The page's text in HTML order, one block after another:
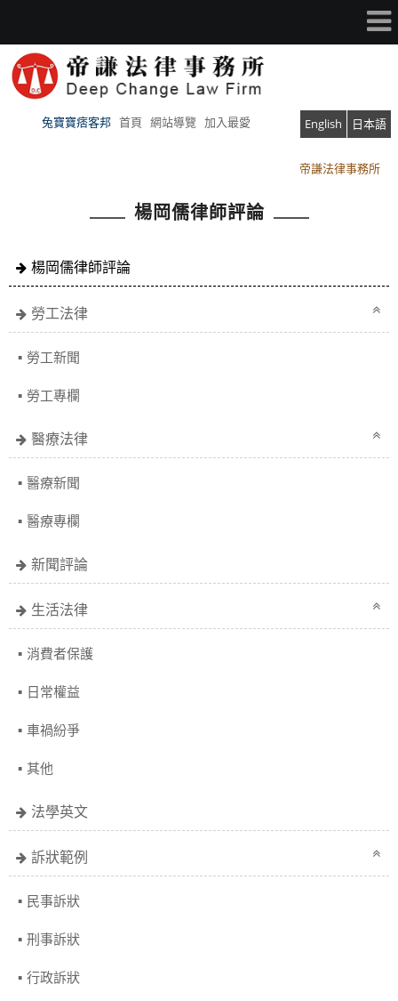
兔寶寶痞客邦 首頁 網站導覽 加入最愛 English 日本語
帝謙法律事務所
楊岡儒律師評論
楊岡儒律師評論
勞工法律
勞工新聞
勞工專欄
醫療法律
醫療新聞
醫療專欄
新聞評論
生活法律
消費者保護
日常權益
車禍紛爭
其他
法學英文
訴狀範例
民事訴狀
刑事訴狀
行政訴狀